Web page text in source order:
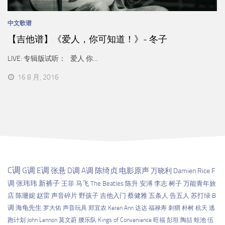
中文歌谱
【吉他谱】《爱人，你可知道！》- 冬子
LIVE: 专辑版试听： 爱人 你...
16 8 月, 2016
C调 G调 E调 张悬 D调 A调 陈绮贞 电影原声万晓利 Damien Rice F
调 张玮玮 新裤子 王菲马飞 The Beatles 陈升 安溥 李志 树子 万能青年旅
店 陈珊妮 赵雷 声音碎片 野孩子 吉他入门 蔡健雅 五条人 告五人 苏打绿 B
调 海龟先生 罗大佑 声音玩具 郑宜农 Keren Ann 达达 福禄寿 刺猬 朴树 杭天 逃
跑计划 John Lennon 莫文蔚 腰乐队 Kings of Convenience 旺福 彭坦 陶喆 蛙池 伍